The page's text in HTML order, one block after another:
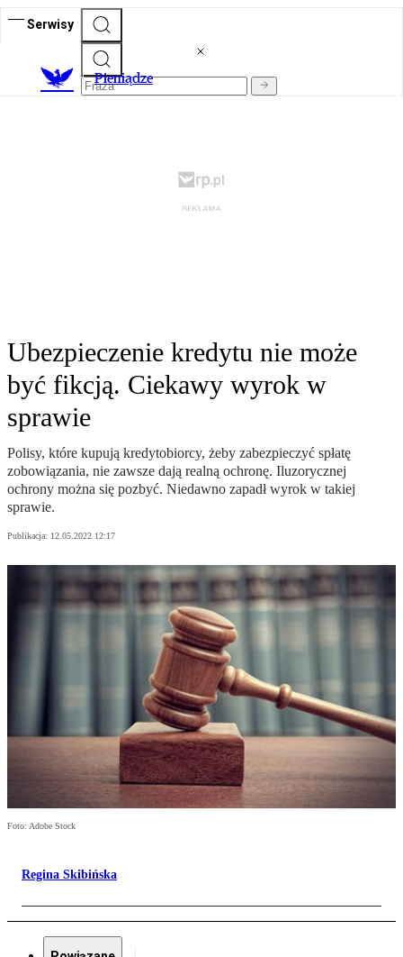
Serwisy
Pieniądze
Ubezpieczenie kredytu nie może
być fikcją. Ciekawy wyrok w
sprawie
Polisy, które kupują kredytobiorcy, żeby zabezpieczyć spłatę
zobowiązania, nie zawsze dają realną ochronę. Iluzorycznej
ochrony można się pozbyć. Niedawno zapadł wyrok w takiej
sprawie.
Publikacja: 12.05.2022 12:17
Foto: Adobe Stock
Regina Skibińska